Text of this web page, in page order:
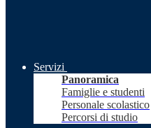
Servizi
Panoramica
Famiglie e studenti
Personale scolastico
Percorsi di studio